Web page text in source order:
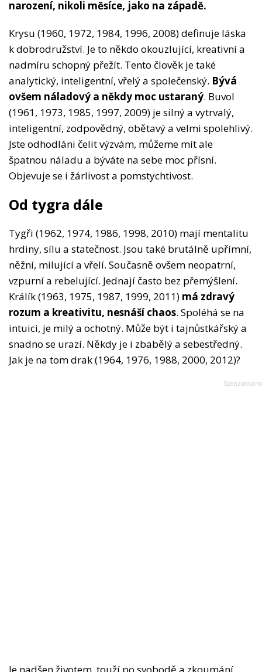
narození, nikoli měsíce, jako na západě.
Krysu (1960, 1972, 1984, 1996, 2008) definuje láska
k dobrodružství. Je to někdo okouzlující, kreativní a
nadmíru schopný přežít. Tento člověk je také
analytický, inteligentní, vřelý a společenský. Bývá
ovšem náladový a někdy moc ustaraný. Buvol
(1961, 1973, 1985, 1997, 2009) je silný a vytrvalý,
inteligentní, zodpovědný, obětavý a velmi spolehlivý.
Jste odhodláni čelit výzvám, můžeme mít ale
špatnou náladu a býváte na sebe moc přísní.
Objevuje se i žárlivost a pomstychtivost.
Od tygra dále
Tygři (1962, 1974, 1986, 1998, 2010) mají mentalitu
hrdiny, sílu a statečnost. Jsou také brutálně upřímní,
něžní, milující a vřelí. Současně ovšem neopatrní,
vzpurní a rebelující. Jednají často bez přemýšlení.
Králík (1963, 1975, 1987, 1999, 2011) má zdravý
rozum a kreativitu, nesnáší chaos. Spoléhá se na
intuici, je milý a ochotný. Může být i tajnůstkářský a
snadno se urazí. Někdy je i zbabělý a sebestředný.
Jak je na tom drak (1964, 1976, 1988, 2000, 2012)?